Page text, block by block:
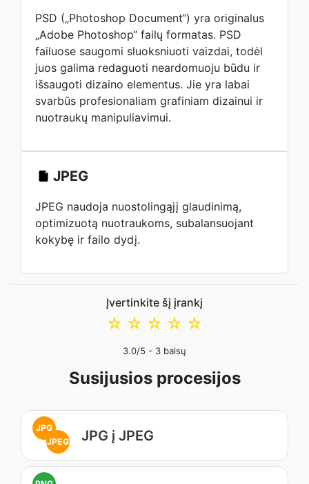
PSD („Photoshop Document“) yra originalus
„Adobe Photoshop“ failų formatas. PSD
failuose saugomi sluoksniuoti vaizdai, todėl
juos galima redaguoti neardomuoju būdu ir
išsaugoti dizaino elementus. Jie yra labai
svarbūs profesionaliam grafiniam dizainui ir
nuotraukų manipuliavimui.
JPEG
JPEG naudoja nuostolingąjį glaudinimą,
optimizuotą nuotraukoms, subalansuojant
kokybę ir failo dydį.
Įvertinkite šį įrankį
☆
☆
☆
☆
☆
3.0/5 - 3 balsų
Susijusios procesijos
JPG
JPEG
JPG į JPEG